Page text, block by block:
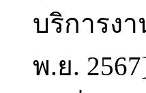
บริการง
พ.ย.